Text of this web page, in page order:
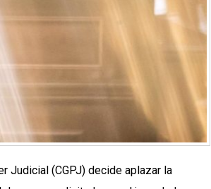
Judicial (CGPJ) decide aplazar la